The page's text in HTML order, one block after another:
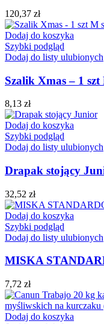
120,37 zł
Dodaj do koszyka
Szybki podgląd
Dodaj do listy ulubionych
Szalik Xmas – 1 szt
8,13 zł
Dodaj do koszyka
Szybki podgląd
Dodaj do listy ulubionych
Drapak stojący
32,52 zł
Dodaj do koszyka
Szybki podgląd
Dodaj do listy ulubionych
MISKA
7,72 zł
Dodaj do koszyka